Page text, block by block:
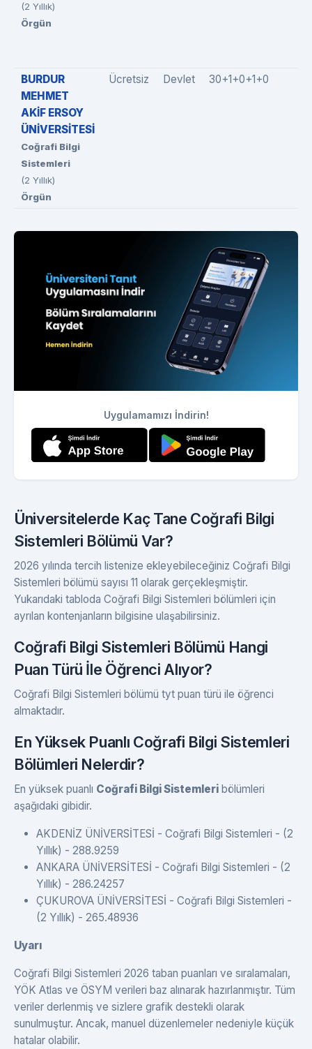
(2 Yıllık)
Örgün
BURDUR
MEHMET
AKİF ERSOY
ÜNİVERSİTESİ
Coğrafi Bilgi
Sistemleri
(2 Yıllık)
Örgün
Ücretsiz Devlet 30+1+0+1+0
Uygulamamızı İndirin!
Üniversitelerde Kaç Tane Coğrafi Bilgi
Sistemleri Bölümü Var?
2026 yılında tercih listenize ekleyebileceğiniz Coğrafi Bilgi
Sistemleri bölümü sayısı 11 olarak gerçekleşmiştir.
Yukarıdaki tabloda Coğrafi Bilgi Sistemleri bölümleri için
ayrılan kontenjanların bilgisine ulaşabilirsiniz.
Coğrafi Bilgi Sistemleri Bölümü Hangi
Puan Türü İle Öğrenci Alıyor?
Coğrafi Bilgi Sistemleri bölümü tyt puan türü ile öğrenci
almaktadır.
En Yüksek Puanlı Coğrafi Bilgi Sistemleri
Bölümleri Nelerdir?
En yüksek puanlı Coğrafi Bilgi Sistemleri bölümleri
aşağıdaki gibidir.
AKDENİZ ÜNİVERSİTESİ - Coğrafi Bilgi Sistemleri - (2
Yıllık) - 288.9259
ANKARA ÜNİVERSİTESİ - Coğrafi Bilgi Sistemleri - (2
Yıllık) - 286.24257
ÇUKUROVA ÜNİVERSİTESİ - Coğrafi Bilgi Sistemleri -
(2 Yıllık) - 265.48936
Uyarı
Coğrafi Bilgi Sistemleri 2026 taban puanları ve sıralamaları,
YÖK Atlas ve ÖSYM verileri baz alınarak hazırlanmıştır. Tüm
veriler derlenmiş ve sizlere grafik destekli olarak
sunulmuştur. Ancak, manuel düzenlemeler nedeniyle küçük
hatalar olabilir.